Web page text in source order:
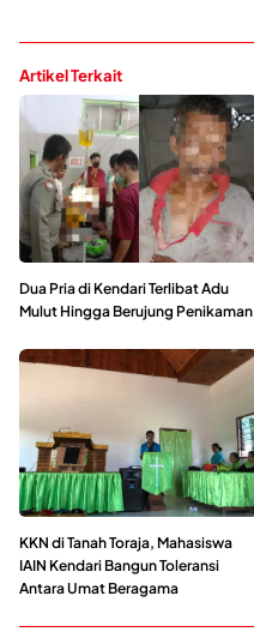
Artikel Terkait
Dua Pria di Kendari Terlibat Adu
Mulut Hingga Berujung Penikaman
KKN di Tanah Toraja, Mahasiswa
IAIN Kendari Bangun Toleransi
Antara Umat Beragama